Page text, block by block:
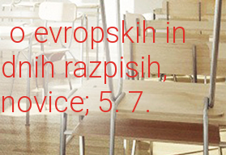
o evropskih in
razpisih,
5. 7.